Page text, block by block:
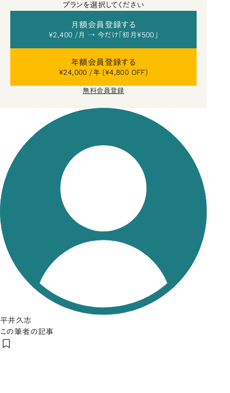
プランを選択してください
月額会員登録する
¥2,400 /月 → 今だけ「初月¥500」
年額会員登録する
¥24,000 /年 (¥4,800 OFF)
無料会員登録
平井久志
この筆者の記事